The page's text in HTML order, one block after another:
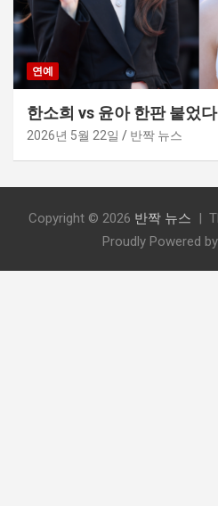
연예
한소희 vs 윤아 한판 붙었
2026년 5월 22일 반짝 뉴스
Copyright © 2026 반짝 뉴스
Proudly Powered